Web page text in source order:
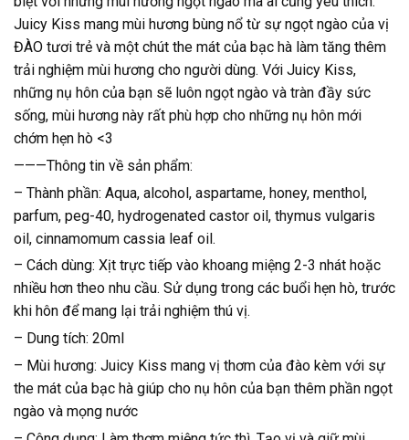
Juicy Kiss mang mùi hương bùng nổ từ sự ngọt ngào của vị
ĐÀO tươi trẻ và một chút the mát của bạc hà làm tăng thêm
trải nghiệm mùi hương cho người dùng. Với Juicy Kiss,
những nụ hôn của bạn sẽ luôn ngọt ngào và tràn đầy sức
sống, mùi hương này rất phù hợp cho những nụ hôn mới
chớm hẹn hò <3
———Thông tin về sản phẩm:
– Thành phần: Aqua, alcohol, aspartame, honey, menthol,
parfum, peg-40, hydrogenated castor oil, thymus vulgaris
oil, cinnamomum cassia leaf oil.
– Cách dùng: Xịt trực tiếp vào khoang miệng 2-3 nhát hoặc
nhiều hơn theo nhu cầu. Sử dụng trong các buổi hẹn hò, trước
khi hôn để mang lại trải nghiệm thú vị.
– Dung tích: 20ml
– Mùi hương: Juicy Kiss mang vị thơm của đào kèm với sự
the mát của bạc hà giúp cho nụ hôn của bạn thêm phần ngọt
ngào và mọng nước